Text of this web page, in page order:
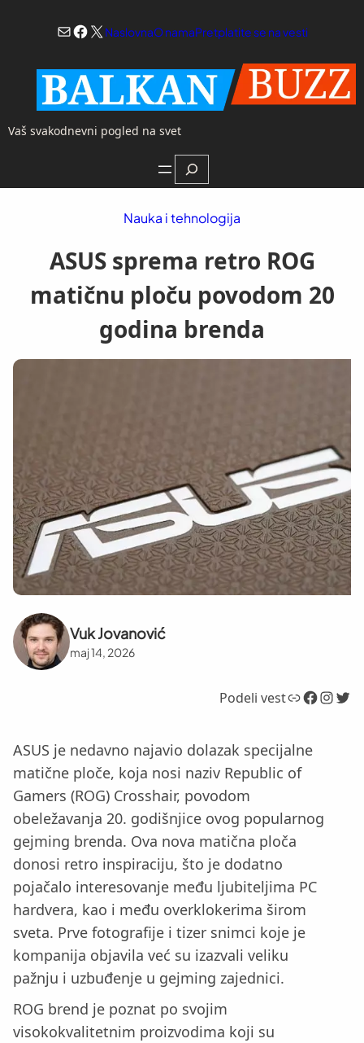
Mail
Facebook
X NaslovnaO namaPretplatite se na vesti
Vaš svakodnevni pogled na svet
Search
Nauka i tehnologija
ASUS sprema retro ROG
matičnu ploču povodom 20
godina brenda
Vuk Jovanović
maj 14, 2026
Podeli vestLink Facebook InstagramTwitter
ASUS je nedavno najavio dolazak specijalne
matične ploče, koja nosi naziv Republic of
Gamers (ROG) Crosshair, povodom
obeležavanja 20. godišnjice ovog popularnog
gejming brenda. Ova nova matična ploča
donosi retro inspiraciju, što je dodatno
pojačalo interesovanje među ljubiteljima PC
hardvera, kao i među overklokerima širom
sveta. Prve fotografije i tizer snimci koje je
kompanija objavila već su izazvali veliku
pažnju i uzbuđenje u gejming zajednici.
ROG brend je poznat po svojim
visokokvalitetnim proizvodima koji su